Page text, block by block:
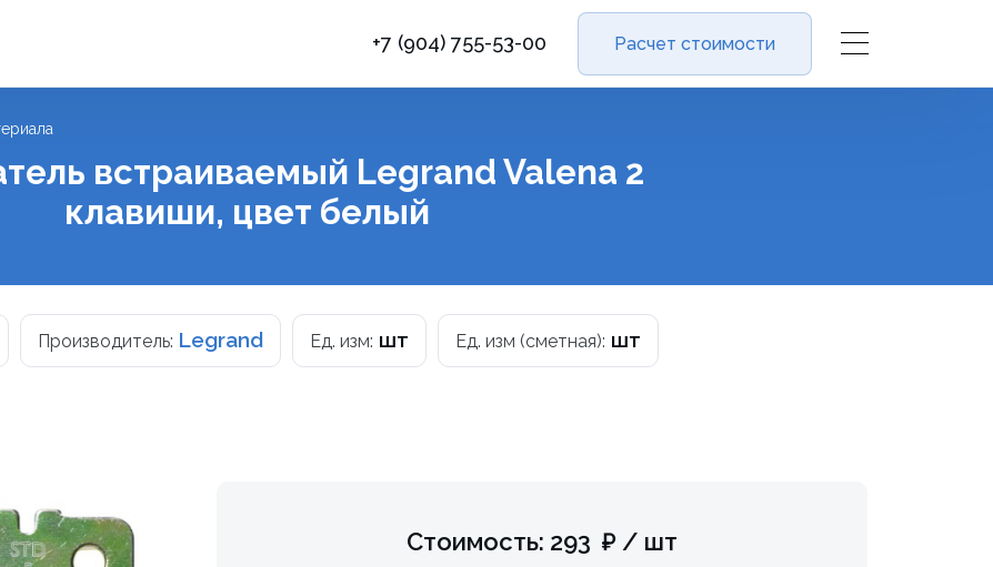
+7 (904) 755-53-00 Расчет стоимости
встраиваемый Legrand Valena 2
клавиши, цвет белый
Производитель: Legrand Ед. изм: шт Ед. изм (сметная): шт
Стоимость: 293 ₽ / шт